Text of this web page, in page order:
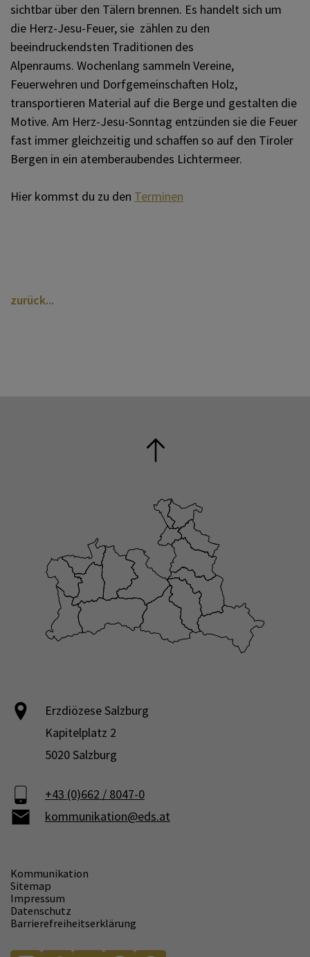
sichtbar über den Tälern brennen. Es handelt sich um
die Herz-Jesu-Feuer, sie zählen zu den
beeindruckendsten Traditionen des
Alpenraums. Wochenlang sammeln Vereine,
Feuerwehren und Dorfgemeinschaften Holz,
transportieren Material auf die Berge und gestalten die
Motive. Am Herz-Jesu-Sonntag entzünden sie die Feuer
fast immer gleichzeitig und schaffen so auf den Tiroler
Bergen in ein atemberaubendes Lichtermeer.
Hier kommst du zu den Terminen
zurück
Erzdiözese Salzburg
Kapitelplatz 2
5020 Salzburg
+43 (0)662 / 8047-0
kommunikation@eds.at
Kommunikation
Sitemap
Impressum
Datenschutz
Barrierefreiheitserklärung